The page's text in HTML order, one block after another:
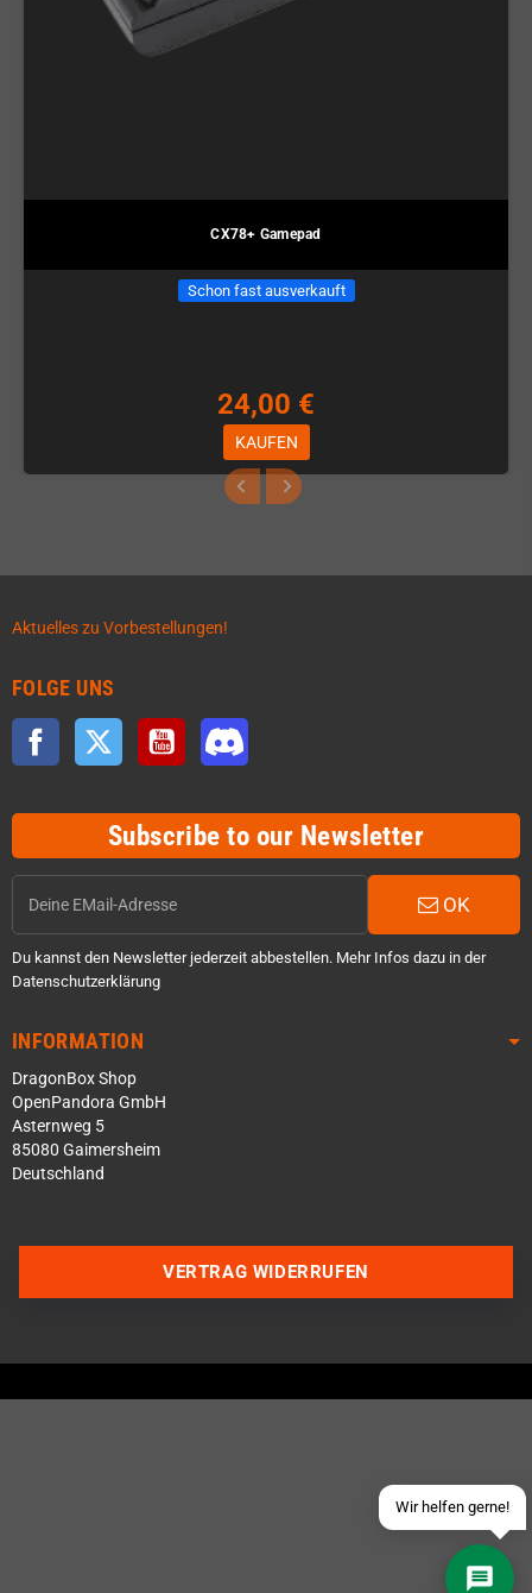
CX78+ Gamepad
Schon fast ausverkauft
24,00 €
KAUFEN
Aktuelles zu Vorbestellungen!
FOLGE UNS
Facebook Twitter YouTube
Subscribe to our Newsletter
OK
Du kannst den Newsletter jederzeit abbestellen. Mehr Infos dazu in der
Datenschutzerklärung
INFORMATION
DragonBox Shop
OpenPandora GmbH
Asternweg 5
85080 Gaimersheim
Deutschland
Wir helfen gerne!
Über WhatsApp schreiben
Schick uns eine eMail
VERTRAG WIDERRUFEN